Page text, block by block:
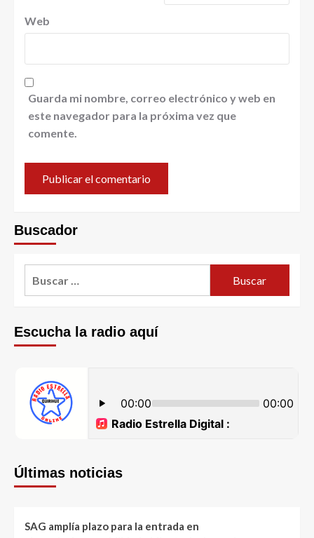
Web
Guarda mi nombre, correo electrónico y web en
este navegador para la próxima vez que
comente.
Buscador
Escucha la radio aquí
Últimas noticias
SAG amplía plazo para la entrada en